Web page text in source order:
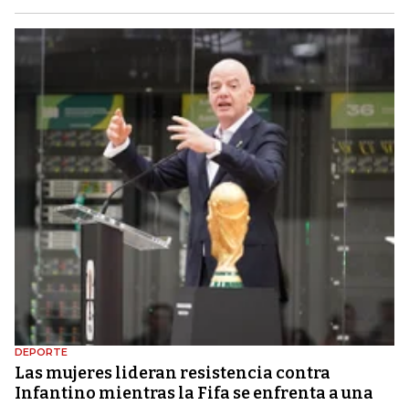
DEPORTE
Las mujeres lideran resistencia contra
Infantino mientras la Fifa se enfrenta a una